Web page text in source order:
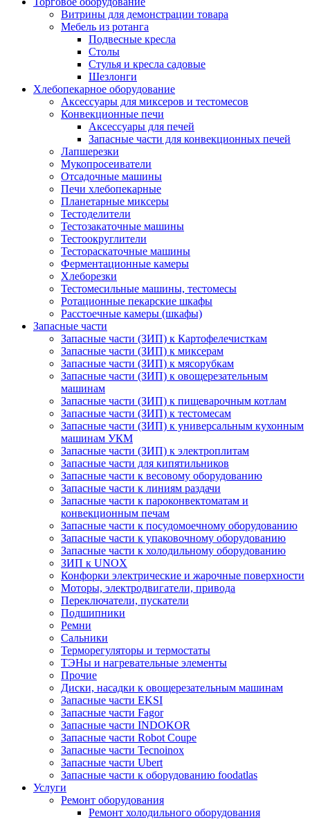
Витрины для демонстрации товара
Мебель из ротанга
Подвесные кресла
Столы
Стулья и кресла садовые
Шезлонги
Хлебопекарное оборудование
Аксессуары для миксеров и тестомесов
Конвекционные печи
Аксессуары для печей
Запасные части для конвекционных печей
Лапшерезки
Мукопросеиватели
Отсадочные машины
Печи хлебопекарные
Планетарные миксеры
Тестоделители
Тестозакаточные машины
Тестоокруглители
Тестораскаточные машины
Ферментационные камеры
Хлеборезки
Тестомесильные машины, тестомесы
Ротационные пекарские шкафы
Расстоечные камеры (шкафы)
Запасные части
Запасные части (ЗИП) к Картофелечисткам
Запасные части (ЗИП) к миксерам
Запасные части (ЗИП) к мясорубкам
Запасные части (ЗИП) к овощерезательным
машинам
Запасные части (ЗИП) к пищеварочным котлам
Запасные части (ЗИП) к тестомесам
Запасные части (ЗИП) к универсальным кухонным
машинам УКМ
Запасные части (ЗИП) к электроплитам
Запасные части для кипятильников
Запасные части к весовому оборудованию
Запасные части к линиям раздачи
Запасные части к пароконвектоматам и
конвекционным печам
Запасные части к посудомоечному оборудованию
Запасные части к упаковочному оборудованию
Запасные части к холодильному оборудованию
ЗИП к UNOX
Конфорки электрические и жарочные поверхности
Моторы, электродвигатели, привода
Переключатели, пускатели
Подшипники
Ремни
Сальники
Терморегуляторы и термостаты
ТЭНы и нагревательные элементы
Прочие
Диски, насадки к овощерезательным машинам
Запасные части EKSI
Запасные части Fagor
Запасные части INDOKOR
Запасные части Robot Coupe
Запасные части Tecnoinox
Запасные части Ubert
Запасные части к оборудованию foodatlas
Услуги
Ремонт оборудования
Ремонт холодильного оборудования